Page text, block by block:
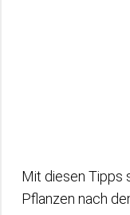
Mit diesen Tipps
Pflanzen nach